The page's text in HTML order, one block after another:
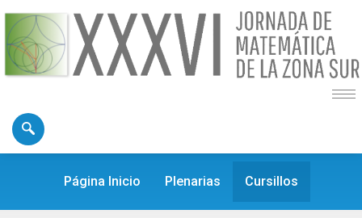
Página Inicio Plenarias Cursillos